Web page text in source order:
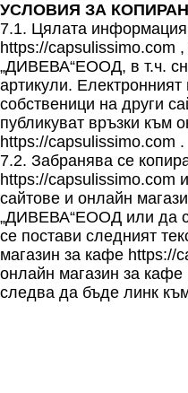
УСЛОВИЯ ЗА
7.1. Цялата
https://capsulissimo.com ,
„ДИВЕВА“ЕООД, в т.ч.
артикули.
собственици на други
публикуват връзки към
https://capsulissimo.com .
7.2. Забранява се
https://capsulissimo.com
сайтове и онлайн
„ДИВЕВА“ЕООД или да
се постави следният
магазин за кафе https://
онлайн магазин за
следва да бъде линк